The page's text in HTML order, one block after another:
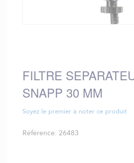
of
the
images
FILTRE
SNAPP 30 ΜM
Soyez le premier à noter ce produit
Référence 26483